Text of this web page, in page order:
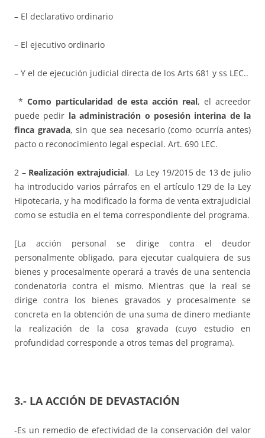
– El declarativo ordinario
– El ejecutivo ordinario
– Y el de ejecución judicial directa de los Arts 681 y ss LEC..
* Como particularidad de esta acción real, el acreedor
puede pedir la administración o posesión interina de la
finca gravada, sin que sea necesario (como ocurría antes)
pacto o reconocimiento legal especial. Art. 690 LEC.
2 – Realización extrajudicial. La Ley 19/2015 de 13 de julio
ha introducido varios párrafos en el artículo 129 de la Ley
Hipotecaria, y ha modificado la forma de venta extrajudicial
como se estudia en el tema correspondiente del programa.
[La acción personal se dirige contra el deudor
personalmente obligado, para ejecutar cualquiera de sus
bienes y procesalmente operará a través de una sentencia
condenatoria contra el mismo. Mientras que la real se
dirige contra los bienes gravados y procesalmente se
concreta en la obtención de una suma de dinero mediante
la realización de la cosa gravada (cuyo estudio en
profundidad corresponde a otros temas del programa).
3.- LA ACCIÓN DE DEVASTACIÓN
-Es un remedio de efectividad de la conservación del valor